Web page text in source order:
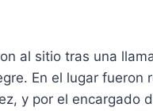
al sitio tras una
En el lugar fueron
y por el encargado